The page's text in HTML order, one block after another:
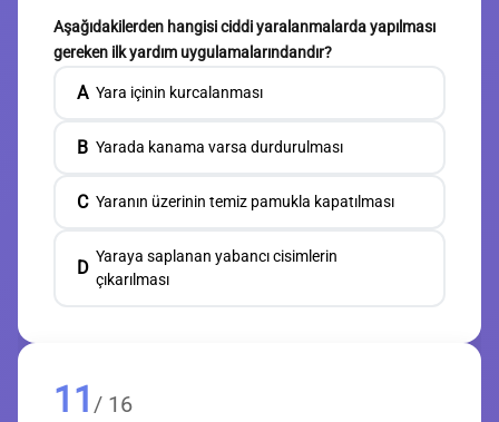
Aşağıdakilerden hangisi ciddi yaralanmalarda yapılması
gereken ilk yardım uygulamalarındandır?
A Yara içinin kurcalanması
B Yarada kanama varsa durdurulması
C Yaranın üzerinin temiz pamukla kapatılması
D
Yaraya saplanan yabancı cisimlerin
çıkarılması
11 / 16